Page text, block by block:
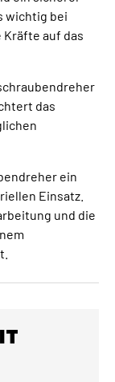
wichtig bei
auf das
das
ein
Einsatz.
und die